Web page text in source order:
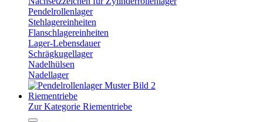
Pendelrollenlager
Stehlagereinheiten
Flanschlagereinheiten
Lager-Lebensdauer
Schrägkugellager
Nadelhülsen
Nadellager
Riementriebe
Zur Kategorie Riementriebe